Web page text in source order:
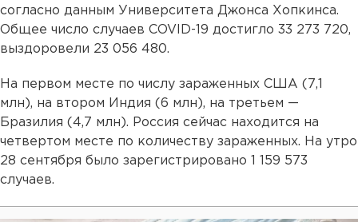
согласно данным Университета Джонса Хопкинса.
Общее число случаев COVID-19 достигло 33 273 720,
выздоровели 23 056 480.
На первом месте по числу зараженных США (7,1
млн), на втором Индия (6 млн), на третьем —
Бразилия (4,7 млн). Россия сейчас находится на
четвертом месте по количеству зараженных. На утро
28 сентября было зарегистрировано 1 159 573
случаев.